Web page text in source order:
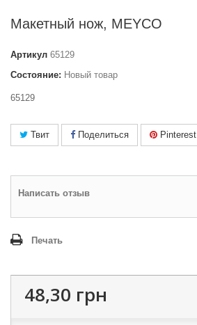
Макетный нож, MEYCO
Артикул 65129
Состояние: Новый товар
65129
Твит Поделиться Pinterest
Написать отзыв
Печать
48,30 грн